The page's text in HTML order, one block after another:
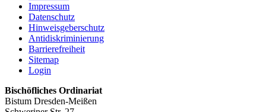
Impressum
Datenschutz
Hinweisgeberschutz
Antidiskriminierung
Barrierefreiheit
Sitemap
Login
Bischöfliches Ordinariat
Bistum Dresden-Meißen